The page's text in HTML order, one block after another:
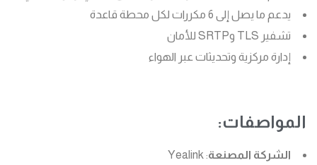
يدعم ما يصل إلى 6 مكررات لكل محطة قاعدة
تشفير TLS وSRTP للأمان
إدارة مركزية وتحديثات عبر الهواء
المواصفات:
الشركة المصنعة: Yealink